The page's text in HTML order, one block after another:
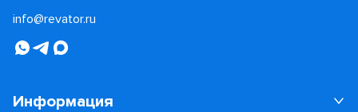
info@revator.ru
Информация